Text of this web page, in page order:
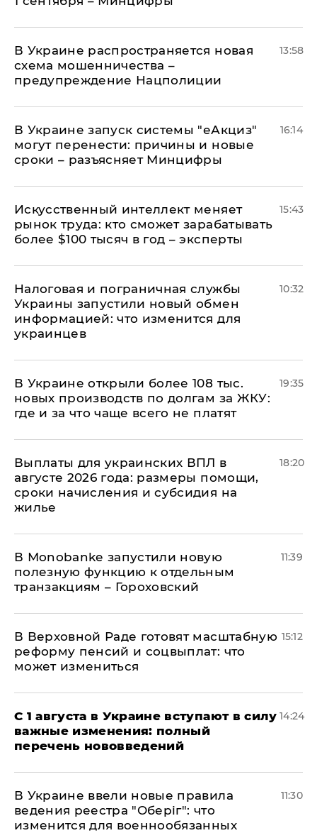
В Украине распространяется новая
схема мошенничества –
предупреждение Нацполиции
13:58
В Украине запуск системы "еАкциз"
могут перенести: причины и новые
сроки – разъясняет Минцифры
16:14
Искусственный интеллект меняет
рынок труда: кто сможет зарабатывать
более $100 тысяч в год – эксперты
15:43
Налоговая и пограничная службы
Украины запустили новый обмен
информацией: что изменится для
украинцев
10:32
В Украине открыли более 108 тыс.
новых производств по долгам за ЖКУ:
где и за что чаще всего не платят
19:35
Выплаты для украинских ВПЛ в
августе 2026 года: размеры помощи,
сроки начисления и субсидия на
жилье
18:20
В Мonobankе запустили новую
полезную функцию к отдельным
транзакциям – Гороховский
11:39
В Верховной Раде готовят масштабную
реформу пенсий и соцвыплат: что
может измениться
15:12
С 1 августа в Украине вступают в силу
важные изменения: полный
перечень нововведений
14:24
В Украине ввели новые правила
ведения реестра "Оберіг": что
изменится для военнообязанных
11:30